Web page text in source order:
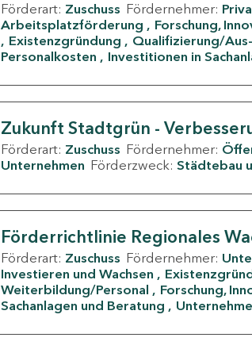
Förderart: Zuschuss Fördernehmer:
Arbeitsplatzförderung
Forschung,
Existenzgründung
Qualifizierung/
Personalkosten
Investitionen in
Zukunft Stadtgrün -
Förderart: Zuschuss Fördernehmer:
Unternehmen Förderzweck: Städtebau
Förderrichtlinie Regionales
Förderart: Zuschuss Fördernehmer:
Investieren und Wachsen
Weiterbildung/Personal
Forschung,
Sachanlagen und Beratung